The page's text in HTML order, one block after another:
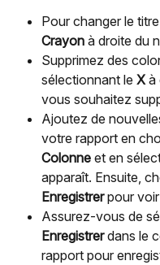
Pour changer le
Crayon à droite du
Supprimez des
sélectionnant le X à
vous souhaitez
Ajoutez de
votre rapport en
Colonne et en
apparaît. Ensuite,
Enregistrer pour
Assurez-vous de
Enregistrer dans le
rapport pour